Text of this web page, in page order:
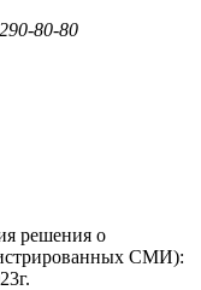
80-80
решения о
СМИ):